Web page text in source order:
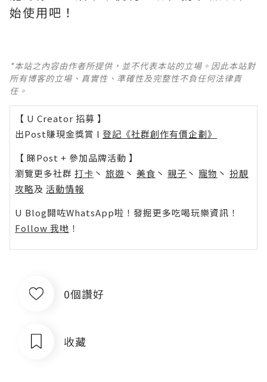
始使用吧！
*本站之內容由作者所提供，並不代表本站的立場。因此本站對
所有博客的立場、真實性、準確性及完整性不負任何法律責
任。
【 U Creator 招募 】
出Post賺現金獎賞 l 登記《社群創作有價企劃》
【 睇Post + 參加品牌活動 】
瀏覽更多社群 打卡 丶 旅遊 丶 美食 丶 親子 丶 寵物 丶 扮靚
攻略及 活動情報
U Blog開咗WhatsApp啦！發掘更多吃喝玩樂資訊！
Follow 我哋 ！
0個讚好
收藏